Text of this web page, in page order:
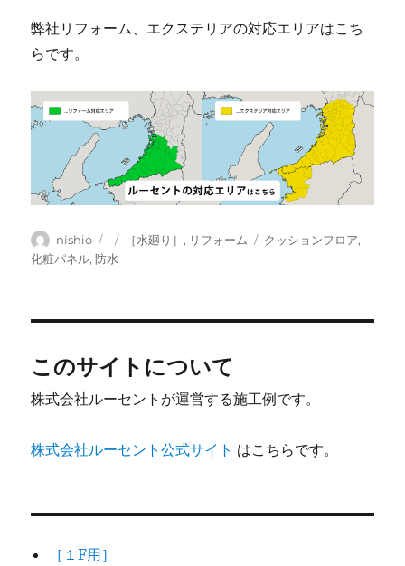
弊社リフォーム、エクステリアの対応エリアはこち
らです。
投
稿
nishio
投
稿
カ［水廻り］, リフォーム
タ
クッションフロア,
化粧パネル,防水
このサイトについて
株式会社ルーセントが運営する施工例です。
株式会社ルーセント公式サイト はこちらです。
［１F用］